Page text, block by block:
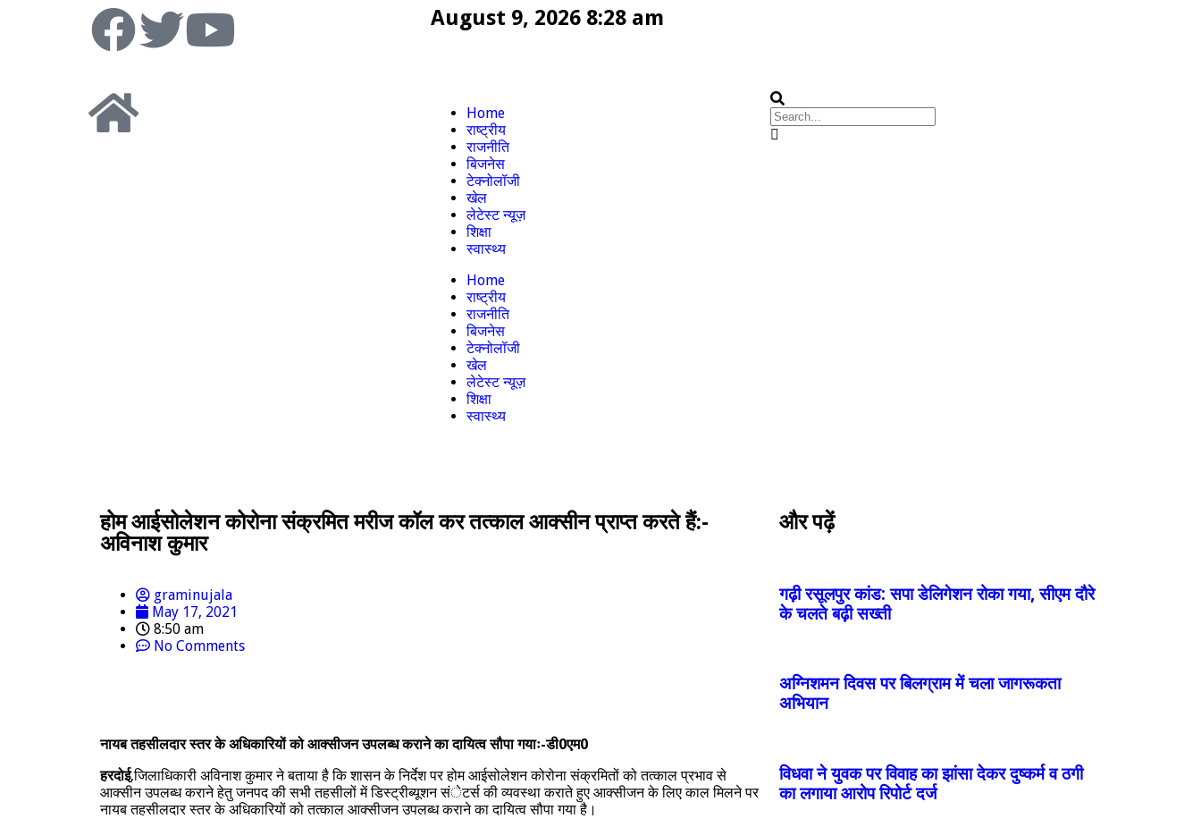
August 9, 2026 8:28 am
Home
राष्ट्रीय
राजनीति
बिजनेस
टेक्नोलॉजी
खेल
लेटेस्ट न्यूज़
शिक्षा
स्वास्थ्य
Home
राष्ट्रीय
राजनीति
बिजनेस
टेक्नोलॉजी
खेल
लेटेस्ट न्यूज़
शिक्षा
स्वास्थ्य
होम आईसोलेशन कोरोना संक्रमित मरीज कॉल कर तत्काल आक्सीन प्राप्त करते हैं:-
अविनाश कुमार
graminujala
May 17, 2021
8:50 am
No Comments
नायब तहसीलदार स्तर के अधिकारियों को आक्सीजन उपलब्ध कराने का दायित्व सौपा गयाः-डी0एम0
हरदोई,जिलाधिकारी अविनाश कुमार ने बताया है कि शासन के निर्देश पर होम आईसोलेशन कोरोना संक्रमितों को तत्काल प्रभाव से
आक्सीन उपलब्ध कराने हेतु जनपद की सभी तहसीलों में डिस्ट्रीब्यूशन संेटर्स की व्यवस्था कराते हुए आक्सीजन के लिए काल मिलने पर
नायब तहसीलदार स्तर के अधिकारियों को तत्काल आक्सीजन उपलब्ध कराने का दायित्व सौपा गया है।
और पढ़ें
गढ़ी रसूलपुर कांड: सपा डेलिगेशन रोका गया, सीएम दौरे
के चलते बढ़ी सख्ती
अग्निशमन दिवस पर बिलग्राम में चला जागरूकता
अभियान
विधवा ने युवक पर विवाह का झांसा देकर दुष्कर्म व ठगी
का लगाया आरोप रिपोर्ट दर्ज